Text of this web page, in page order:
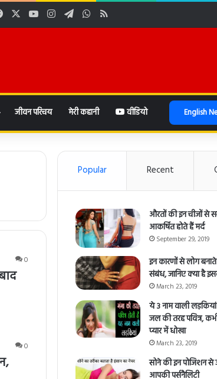
FacebookYouTubeInstagramTelegramWhatsApp
जीवन परिचय मेरी कहानी वीडियो English
0
0
Popular Recent
औरतों की इन चीजों से
आकर्षित होते हैं मर्द
September 29, 2019
इन कारणों से लोग
संबंध, जानिए क्या है
March 23, 2019
ये 3 नाम वाली
जल की तरह पवित्र,
प्यार में धोखा
March 23, 2019
सोने की इन पोजिशन से
आपकी पर्सनैलिटी